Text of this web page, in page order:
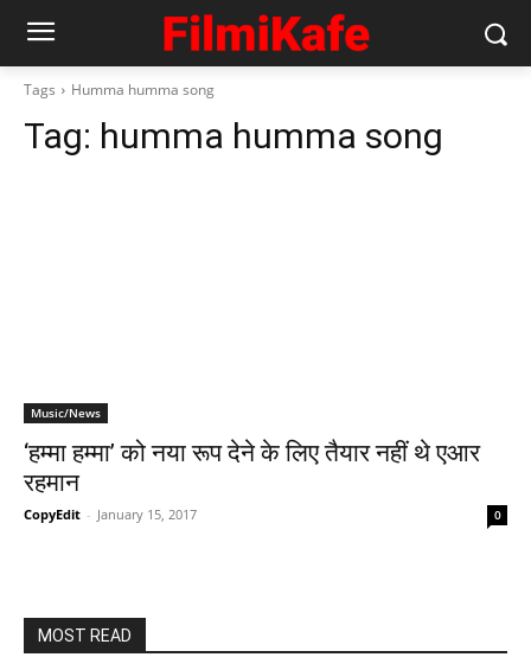
Tags Humma humma song
Tag: humma humma song
Music/News
‘हम्‍मा हम्‍मा’ को नया रूप देने के लिए तैयार नहीं थे एआर
रहमान
CopyEdit - January 15, 2017 0
MOST READ